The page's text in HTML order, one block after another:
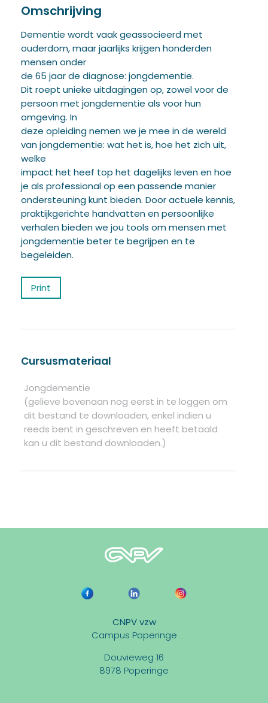
Omschrijving
Dementie wordt vaak geassocieerd met
ouderdom, maar jaarlijks krijgen honderden
mensen onder
de 65 jaar de diagnose: jongdementie.
Dit roept unieke uitdagingen op, zowel voor de
persoon met jongdementie als voor hun
omgeving. In
deze opleiding nemen we je mee in de wereld
van jongdementie: wat het is, hoe het zich uit,
welke
impact het heef top het dagelijks leven en hoe
je als professional op een passende manier
ondersteuning kunt bieden. Door actuele kennis,
praktijkgerichte handvatten en persoonlijke
verhalen bieden we jou tools om mensen met
jongdementie beter te begrijpen en te
begeleiden.
Print
Cursusmateriaal
Jongdementie
(gelieve bovenaan nog eerst in te loggen om
dit bestand te downloaden, enkel indien u
reeds bent in geschreven en heeft betaald
kan u dit bestand downloaden.)
CNPV vzw
Campus Poperinge
Douvieweg 16
8978 Poperinge